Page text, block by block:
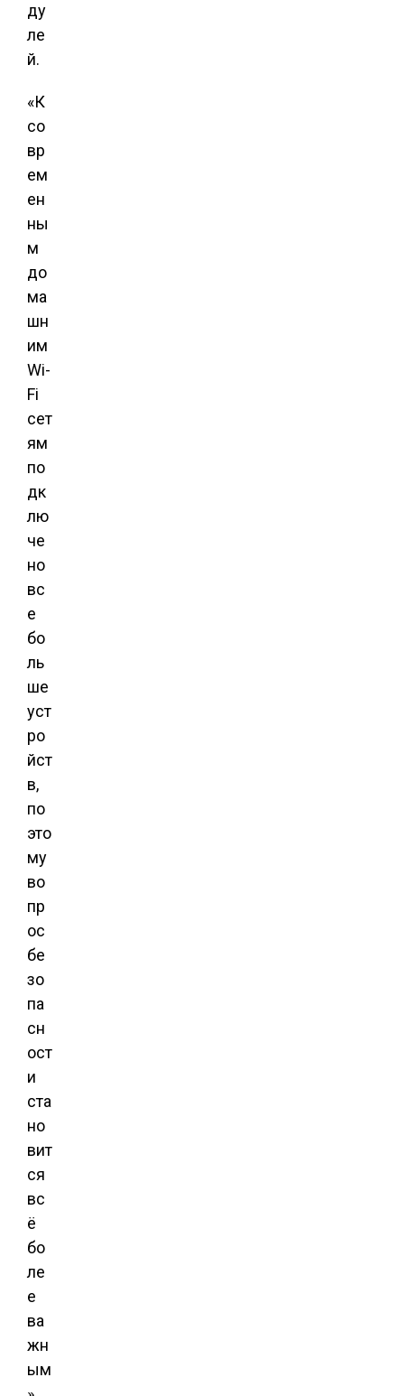
ду
ле
й.
«К
со
вр
ем
ен
ны
м
до
ма
шн
им
Wi-
Fi
сет
ям
по
дк
лю
че
но
вс
е
бо
ль
ше
уст
ро
йст
в,
по
это
му
во
пр
ос
бе
зо
па
сн
ост
и
ста
но
вит
ся
вс
ё
бо
ле
е
ва
жн
ым